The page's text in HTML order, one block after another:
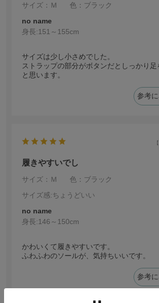
サイズ：Ｍ
色：ブラック
no name
身長:151～155cm
サイズは少し小さめでした。
ストラップの部分がボタンだとしっかり足
と思います。
参考
履きやすいでし
サイズ：Ｍ
色：ブラック
サイズ感:ちょうどいい
no name
身長:146～150cm
かわいくて履きやすいです。
ふわふわのソールが、気持ちいいです。
参考